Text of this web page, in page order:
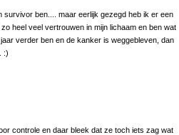
ben.... maar eerlijk gezegd heb ik er een
heel veel vertrouwen in mijn lichaam en ben wat
verder ben en de kanker is weggebleven, dan
:)
controle en daar bleek dat ze toch iets zag wat